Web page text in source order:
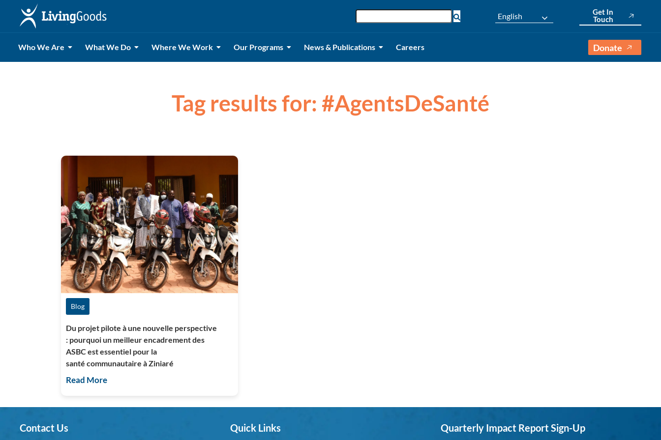
English
Get In
Touch
Who We Are What We Do Where We Work Our Programs News & Publications Careers Donate
Tag results for: #AgentsDeSanté
Blog
Du projet pilote à une nouvelle perspective
: pourquoi un meilleur encadrement des
ASBC est essentiel pour la
santé communautaire à Ziniaré
Read More
Contact Us Quick Links Quarterly Impact Report Sign-Up